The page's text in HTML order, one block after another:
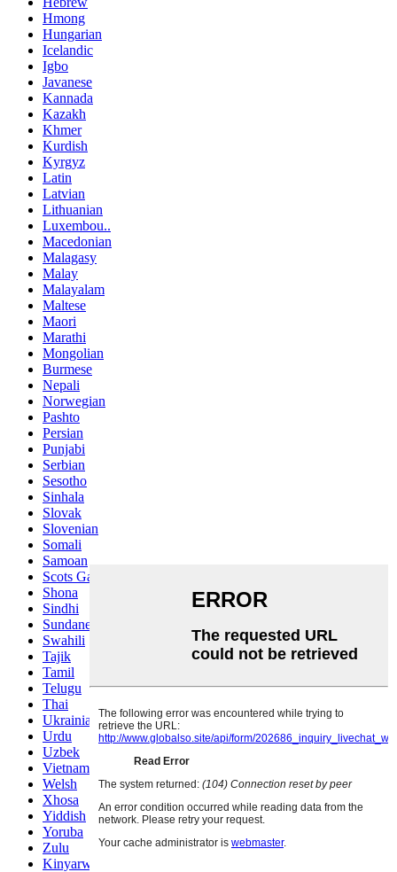
Hmong
Hungarian
Icelandic
Igbo
Javanese
Kannada
Kazakh
Khmer
Kurdish
Kyrgyz
Latin
Latvian
Lithuanian
Luxembou..
Macedonian
Malagasy
Malay
Malayalam
Maltese
Maori
Marathi
Mongolian
Burmese
Nepali
Norwegian
Pashto
Persian
Punjabi
Serbian
Sesotho
Sinhala
Slovak
Slovenian
Somali
Samoan
Scots Gaelic
Shona
Sindhi
Sundanese
Swahili
Tajik
Tamil
Telugu
Thai
Ukrainian
Urdu
Uzbek
Vietnamese
Welsh
Xhosa
Yiddish
Yoruba
Zulu
Kinyarwanda